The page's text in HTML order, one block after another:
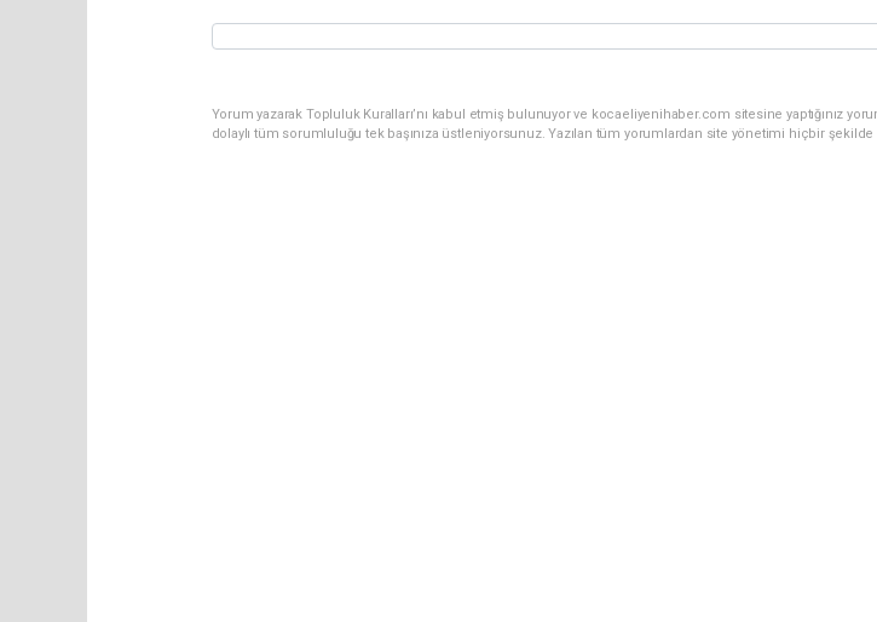
Yorum yazarak Topluluk Kuralları’nı kabul etmiş bulunuyor ve kocaeliyenihaber.com sitesine yaptığınız
dolaylı tüm sorumluluğu tek başınıza üstleniyorsunuz. Yazılan tüm yorumlardan site yönetimi hiçbir